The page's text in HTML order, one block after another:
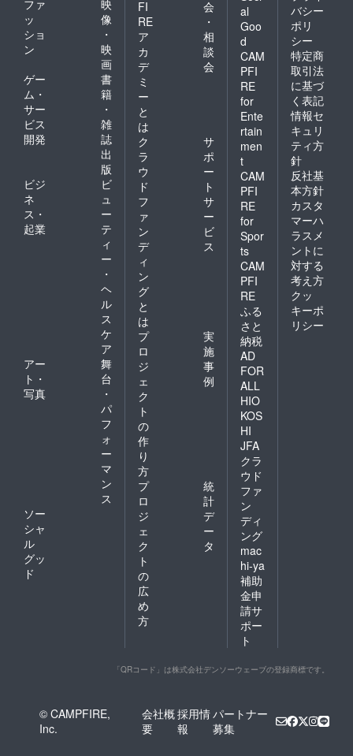
ファ
ッ
ショ
ン
映
像
・
映
画
ゲー
ム・
サー
ビス
開発
書
籍
・
雑
誌
出
版
ビジ
ネ
ス・
起業
ビ
ュ
ー
テ
ィ
ー
・
ヘ
ル
ス
ケ
ア
アー
ト・
写真
舞
台
・
パ
フ
ォ
ー
マ
ン
ス
ソー
シャ
ル
グッ
ド
FI
RE
ア
カ
デ
ミ
ー
と
は
会
・
相
談
会
ク
ラ
ウ
ド
フ
ァ
ン
デ
ィ
ン
グ
と
は
サ
ポ
ー
ト
サ
ー
ビ
ス
プ
ロ
ジ
ェ
ク
ト
の
作
り
方
実
施
事
例
プ
ロ
ジ
ェ
ク
ト
の
広
め
方
統
計
デ
ー
タ
al
Goo
d
CAM
PFI
RE
for
Ente
rtain
men
t
CAM
PFI
RE
for
Spor
ts
CAM
PFI
RE
ふる
さと
納税
AD
FOR
ALL
HIO
KOS
HI
JFA
クラ
ウド
ファ
ン
ディ
ング
mac
hi-ya
補助
金申
請サ
ポー
ト
バシー
ポリ
シー
特定商
取引法
に基づ
く表記
情報セ
キュリ
ティ方
針
反社基
本方針
カスタ
マーハ
ラスメ
ントに
対する
考え方
クッ
キーポ
リシー
「QRコード」は株式会社デンソーウェーブの登録商標です。
© CAMPFIRE,
Inc.
会社概
要
採用情
報
パートナー
募集